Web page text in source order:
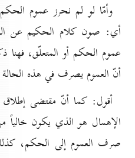
وأمّا لو لم نحرز عموم
أي: صون كلام الحكيم عن
عموم الحكم أو المتعلّق، فهنا
أنّ العموم يصرف في هذه
أقول: كما أنّ مقتضى إطلاق
الإهمال هو الذي يكون
صرف العموم إلى الحكم،